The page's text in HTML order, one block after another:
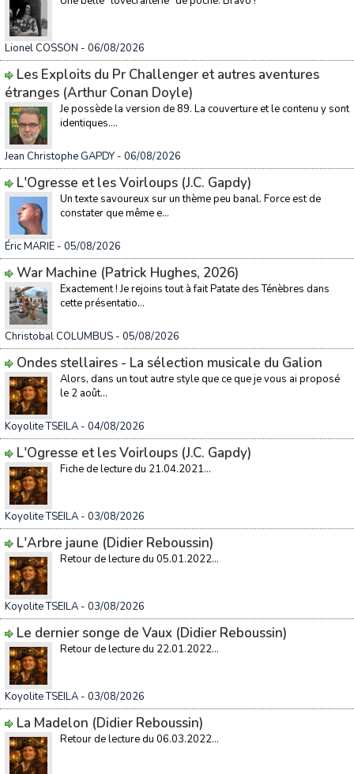
Lionel COSSON - 06/08/2026
Les Exploits du Pr Challenger et autres aventures
étranges (Arthur Conan Doyle)
Je possède la version de 89. La couverture et le contenu y sont
identiques....
Jean Christophe GAPDY - 06/08/2026
L'Ogresse et les Voirloups (J.C. Gapdy)
Un texte savoureux sur un thème peu banal. Force est de
constater que même e...
Éric MARIE - 05/08/2026
War Machine (Patrick Hughes, 2026)
Exactement ! Je rejoins tout à fait Patate des Ténèbres dans
cette présentatio...
Christobal COLUMBUS - 05/08/2026
Ondes stellaires - La sélection musicale du Galion
Alors, dans un tout autre style que ce que je vous ai proposé
le 2 août...
Koyolite TSEILA - 04/08/2026
L'Ogresse et les Voirloups (J.C. Gapdy)
Fiche de lecture du 21.04.2021...
Koyolite TSEILA - 03/08/2026
L'Arbre jaune (Didier Reboussin)
Retour de lecture du 05.01.2022...
Koyolite TSEILA - 03/08/2026
Le dernier songe de Vaux (Didier Reboussin)
Retour de lecture du 22.01.2022...
Koyolite TSEILA - 03/08/2026
La Madelon (Didier Reboussin)
Retour de lecture du 06.03.2022...